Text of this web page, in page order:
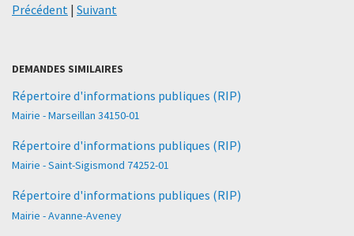
Précédent | Suivant
DEMANDES SIMILAIRES
Répertoire d'informations publiques (RIP)
Mairie - Marseillan 34150-01
Répertoire d'informations publiques (RIP)
Mairie - Saint-Sigismond 74252-01
Répertoire d'informations publiques (RIP)
Mairie - Avanne-Aveney